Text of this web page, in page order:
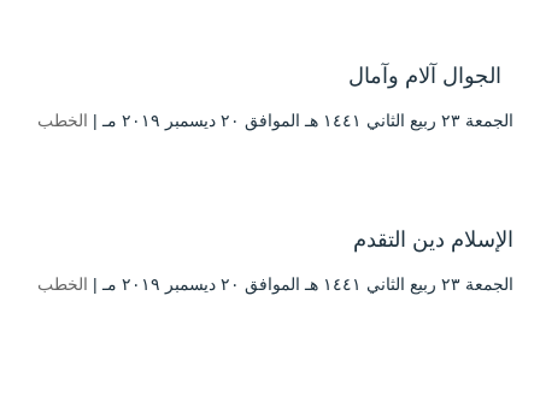
الجوال آلام وآمال
الجمعة ۲۳ ربيع الثاني ۱٤٤۱ هـ الموافق ۲۰ ديسمبر ۲۰۱۹ مـ | الخطب
الإسلام دين التقدم
الجمعة ۲۳ ربيع الثاني ۱٤٤۱ هـ الموافق ۲۰ ديسمبر ۲۰۱۹ مـ | الخطب